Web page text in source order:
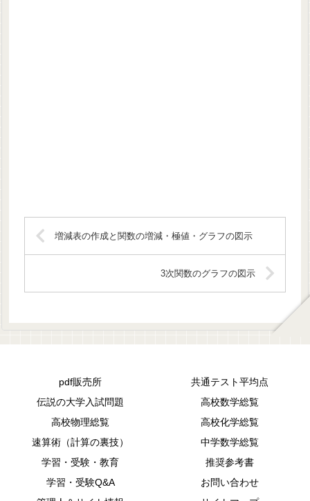
増減表の作成と関数の増減・極値・グラフの図示
3次関数のグラフの図示
pdf販売所
共通テスト平均点
伝説の大学入試問題
高校数学総覧
高校物理総覧
高校化学総覧
速算術（計算の裏技）
中学数学総覧
学習・受験・教育
推奨参考書
学習・受験Q&A
お問い合わせ